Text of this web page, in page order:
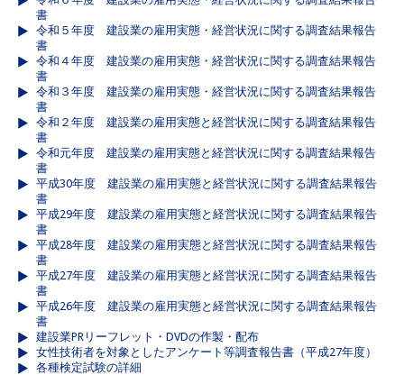
書
令和５年度 建設業の雇用実態・経営状況に関する調査結果報告
書
令和４年度 建設業の雇用実態・経営状況に関する調査結果報告
書
令和３年度 建設業の雇用実態・経営状況に関する調査結果報告
書
令和２年度 建設業の雇用実態と経営状況に関する調査結果報告
書
令和元年度 建設業の雇用実態と経営状況に関する調査結果報告
書
平成30年度 建設業の雇用実態と経営状況に関する調査結果報告
書
平成29年度 建設業の雇用実態と経営状況に関する調査結果報告
書
平成28年度 建設業の雇用実態と経営状況に関する調査結果報告
書
平成27年度 建設業の雇用実態と経営状況に関する調査結果報告
書
平成26年度 建設業の雇用実態と経営状況に関する調査結果報告
書
建設業PRリーフレット・DVDの作製・配布
女性技術者を対象としたアンケート等調査報告書（平成27年度）
各種検定試験の詳細